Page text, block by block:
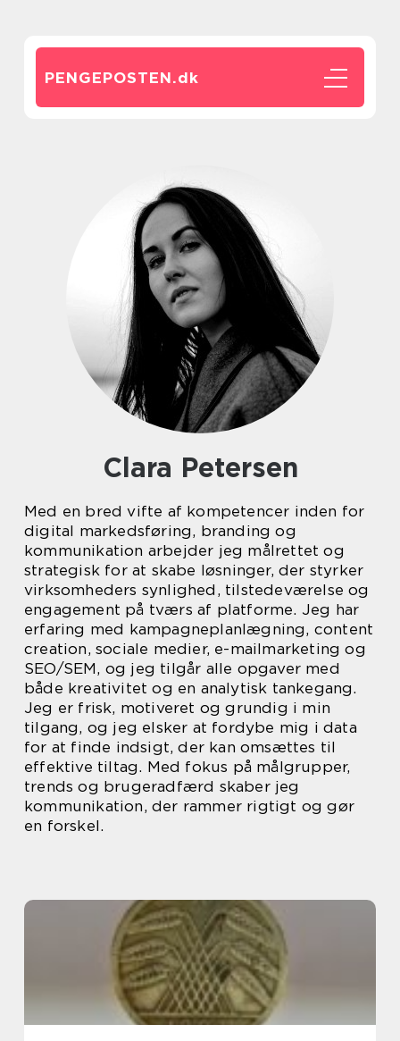
PENGEPOSTEN.dk
Clara Petersen
Med en bred vifte af kompetencer inden for
digital markedsføring, branding og
kommunikation arbejder jeg målrettet og
strategisk for at skabe løsninger, der styrker
virksomheders synlighed, tilstedeværelse og
engagement på tværs af platforme. Jeg har
erfaring med kampagneplanlægning, content
creation, sociale medier, e-mailmarketing og
SEO/SEM, og jeg tilgår alle opgaver med
både kreativitet og en analytisk tankegang.
Jeg er frisk, motiveret og grundig i min
tilgang, og jeg elsker at fordybe mig i data
for at finde indsigt, der kan omsættes til
effektive tiltag. Med fokus på målgrupper,
trends og brugeradfærd skaber jeg
kommunikation, der rammer rigtigt og gør
en forskel.